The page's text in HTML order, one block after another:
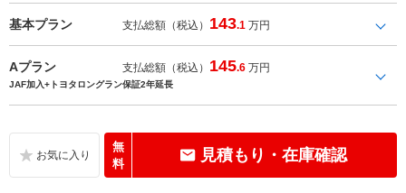
基本プラン 支払総額（税込） 143.1 万円
Aプラン 支払総額（税込） 145.6 万円
JAF加入+トヨタロングラン保証2年延長
無
料
見積もり・在庫確認